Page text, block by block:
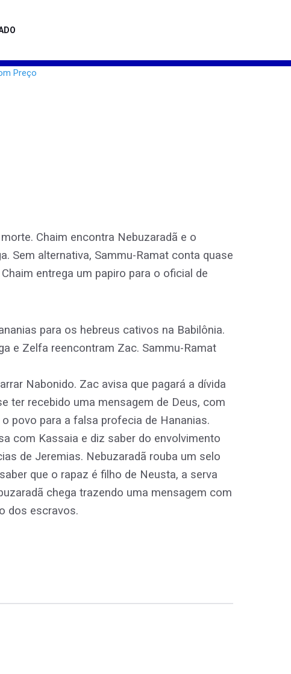
Chaim encontra Nebuzaradã e o
Sem alternativa, Sammu-Ramat conta quase
entrega um papiro para o oficial de
para os hebreus cativos na Babilônia.
e Zelfa reencontram Zac. Sammu-Ramat
Nabonido. Zac avisa que pagará a dívida
ter recebido uma mensagem de Deus, com
povo para a falsa profecia de Hananias.
com Kassaia e diz saber do envolvimento
de Jeremias. Nebuzaradã rouba um selo
que o rapaz é filho de Neusta, a serva
chega trazendo uma mensagem com
dos escravos.